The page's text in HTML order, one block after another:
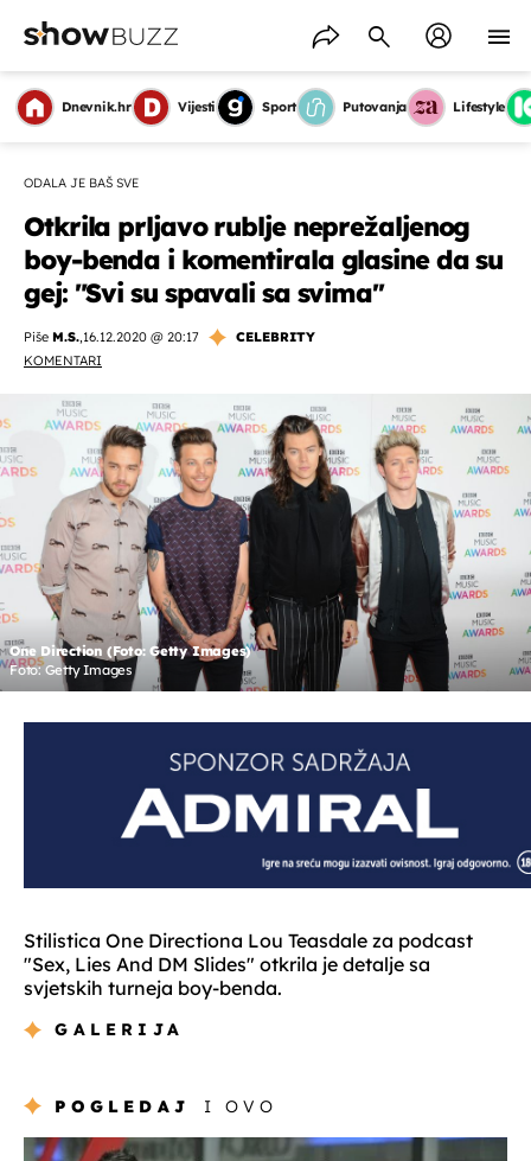
Dnevnik.hr Vijesti Sport Putovanja Lifestyle
ODALA JE BAŠ SVE
Otkrila prljavo rublje neprežaljenog
boy-benda i komentirala glasine da su
gej: "Svi su spavali sa svima''
Piše M.S.,16.12.2020 @ 20:17
CELEBRITY
KOMENTARI
One Direction (Foto: Getty Images)
Foto: Getty Images
Stilistica One Directiona Lou Teasdale za podcast
"Sex, Lies And DM Slides" otkrila je detalje sa
svjetskih turneja boy-benda.
GALERIJA
POGLEDAJ I OVO
OMOGUĆI OBAVIJESTI